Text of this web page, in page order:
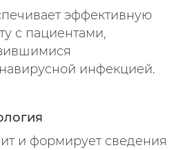
эффективную
с пациентами,
инфекцией.
и формирует сведения